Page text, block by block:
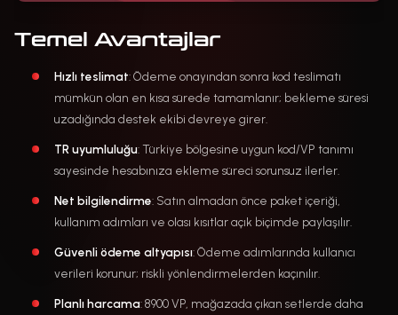
Temel Avantajlar
Hızlı teslimat: Ödeme onayından sonra kod teslimatı
mümkün olan en kısa sürede tamamlanır; bekleme süresi
uzadığında destek ekibi devreye girer.
TR uyumluluğu: Türkiye bölgesine uygun kod/VP tanımı
sayesinde hesabınıza ekleme süreci sorunsuz ilerler.
Net bilgilendirme: Satın almadan önce paket içeriği,
kullanım adımları ve olası kısıtlar açık biçimde paylaşılır.
Güvenli ödeme altyapısı: Ödeme adımlarında kullanıcı
verileri korunur; riskli yönlendirmelerden kaçınılır.
Planlı harcama: 8900 VP, mağazada çıkan setlerde daha